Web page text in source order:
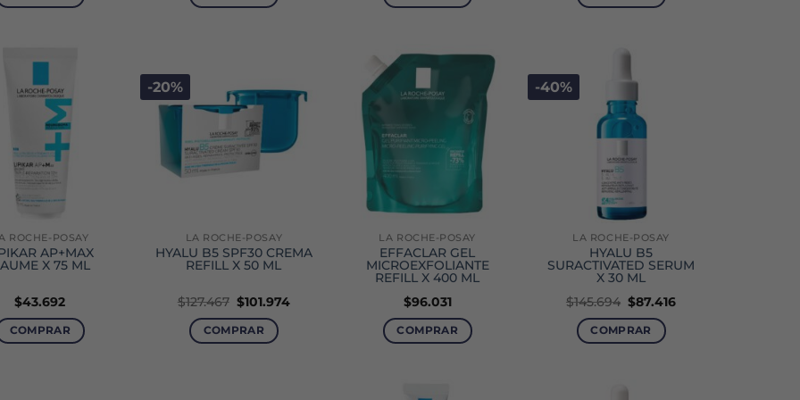
ROCHE-POSAY
AP+MAX
X 75 ML
$43.692
COMPRAR
-20%
LA ROCHE-POSAY
HYALU B5 SPF30 CREMA
REFILL X 50 ML
$127.467 El
precio
original
era:
$101.974El
COMPRAR
LA ROCHE-POSAY
EFFACLAR GEL
MICROEXFOLIANTE
REFILL X 400 ML
$96.031
COMPRAR
-40%
LA ROCHE-POSAY
HYALU B5
SURACTIVATED SERUM
X 30 ML
$145.694 El
precio
original
era:
$87.416El
COMPRAR